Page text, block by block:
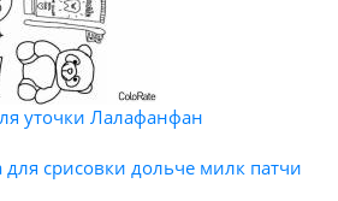
уточки Лалафанфан